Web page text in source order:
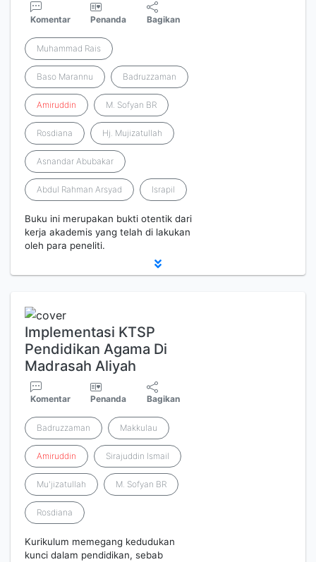
Komentar Penanda Bagikan
Muhammad Rais
Baso Marannu Badruzzaman
Amiruddin M. Sofyan BR
Rosdiana Hj. Mujizatullah
Asnandar Abubakar
Abdul Rahman Arsyad Israpil
Buku ini merupakan bukti otentik dari
kerja akademis yang telah di lakukan
oleh para peneliti.
Implementasi KTSP
Pendidikan Agama Di
Madrasah Aliyah
Komentar Penanda Bagikan
Badruzzaman Makkulau
Amiruddin Sirajuddin Ismail
Mu'jizatullah M. Sofyan BR
Rosdiana
Kurikulum memegang kedudukan
kunci dalam pendidikan, sebab